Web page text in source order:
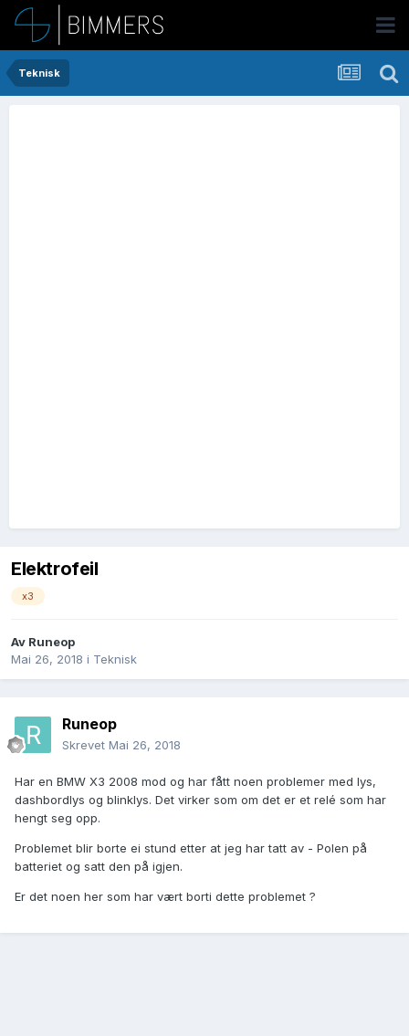
Teknisk
Elektrofeil
x3
Av Runeop
Mai 26, 2018 i Teknisk
Runeop
Skrevet Mai 26, 2018
Har en BMW X3 2008 mod og har fått noen problemer med lys,
dashbordlys og blinklys. Det virker som om det er et relé som har
hengt seg opp.
Problemet blir borte ei stund etter at jeg har tatt av - Polen på
batteriet og satt den på igjen.
Er det noen her som har vært borti dette problemet ?